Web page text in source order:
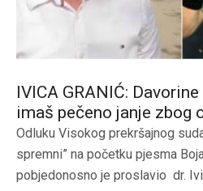
IVICA GRANIĆ:
imaš pečeno janje zbog
Odluku Visokog prekršajnog
spremni” na početku pjesma
pobjedonosno je proslavio dr.